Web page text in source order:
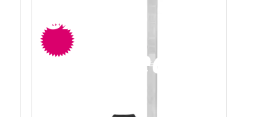
extra
voordeel